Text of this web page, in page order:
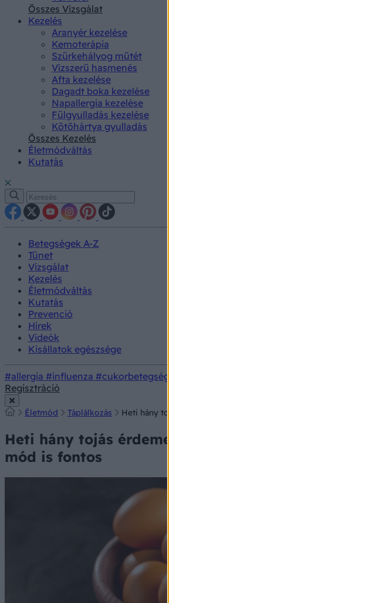
Összes Vizsgálat
Kezelés
Aranyér kezelése
Kemoterápia
Szürkehályog műtét
Vízszerű hasmenés
Afta kezelése
Dagadt boka kezelése
Napallergia kezelése
Fülgyulladás kezelése
Kötőhártya gyulladás
Összes Kezelés
Életmódváltás
Kutatás
Betegségek A-Z
Tünet
Vizsgálat
Kezelés
Életmódváltás
Kutatás
Prevenció
Hírek
Videók
Kisállatok egészsége
#allergia #influenza #cukorbetegség
Regisztráció
Életmód Táplálkozás Heti hány tojás érdemes enni? Táplálkozási szakértők szerint nem
Heti hány tojás érdemes enni? Táplálkozási
mód is fontos